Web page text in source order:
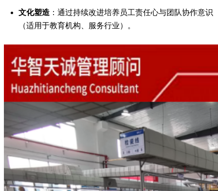
文化塑造 ：通过持续改进培养员工责任心与团队协作意识
（适用于教育机构、服务行业）。